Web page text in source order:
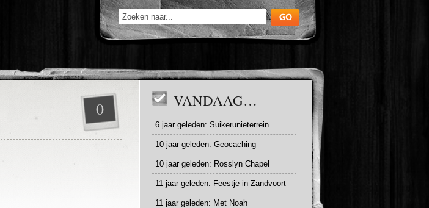
0 VANDAAG…
6 jaar geleden: Suikerunieterrein
10 jaar geleden: Geocaching
10 jaar geleden: Rosslyn Chapel
11 jaar geleden: Feestje in Zandvoort
11 jaar geleden: Met Noah